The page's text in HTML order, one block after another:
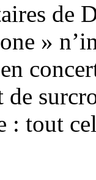
de
»
tout